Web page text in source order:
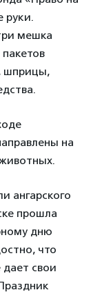
руки.
мешка
шприцы,
на
ангарского
прошла
дню
что
свои